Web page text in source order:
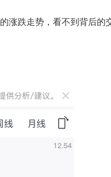
涨跌走势，看不到背后的